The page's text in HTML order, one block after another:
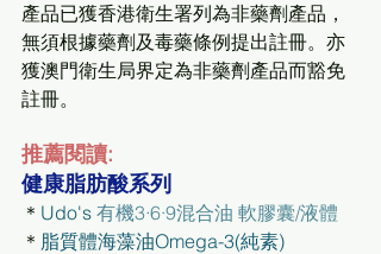
產品已獲香港衛生署列為非藥劑產品，
無須根據藥劑及毒藥條例提出註冊。亦
獲澳門衛生局界定為非藥劑產品而豁免
註冊。
推薦閱讀:
健康脂肪酸系列
＊ Udo's 有機3·6·9混合油 軟膠囊/液體
＊ 脂質體海藻油Omega-3(純素)